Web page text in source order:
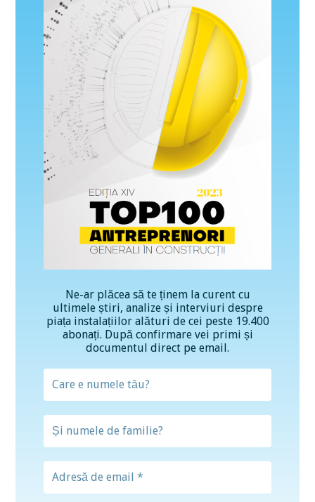
Ne-ar plăcea să te ținem la curent cu
ultimele știri, analize și interviuri despre
piața instalațiilor alături de cei peste 19.400
abonați. După confirmare vei primi și
documentul direct pe email.